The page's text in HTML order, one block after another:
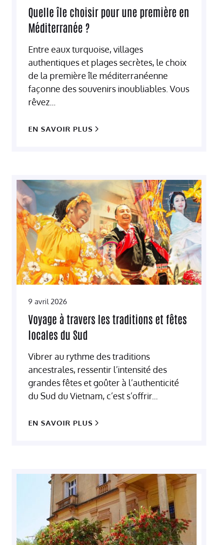
Quelle île choisir pour une première en
Méditerranée ?
Entre eaux turquoise, villages
authentiques et plages secrètes, le choix
de la première île méditerranéenne
façonne des souvenirs inoubliables. Vous
rêvez...
EN SAVOIR PLUS
9 avril 2026
Voyage à travers les traditions et fêtes
locales du Sud
Vibrer au rythme des traditions
ancestrales, ressentir l’intensité des
grandes fêtes et goûter à l’authenticité
du Sud du Vietnam, c’est s’offrir...
EN SAVOIR PLUS